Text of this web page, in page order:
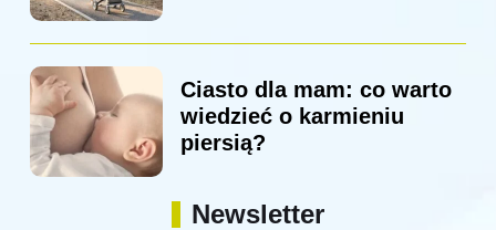
Ciasto dla mam: co warto
wiedzieć o karmieniu
piersią?
Newsletter